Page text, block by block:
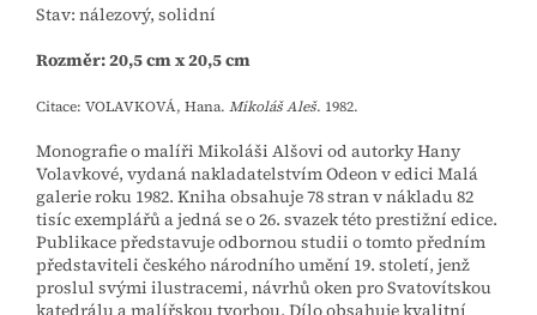
Stav: nálezový, solidní
Rozměr: 20,5 cm x 20,5 cm
Citace: VOLAVKOVÁ, Hana. Mikoláš Aleš. 1982.
Monografie o malíři Mikoláši Alšovi od autorky Hany
Volavkové, vydaná nakladatelstvím Odeon v edici Malá
galerie roku 1982. Kniha obsahuje 78 stran v nákladu 82
tisíc exemplářů a jedná se o 26. svazek této prestižní edice.
Publikace představuje odbornou studii o tomto předním
představiteli českého národního umění 19. století, jenž
proslul svými ilustracemi, návrhů oken pro Svatovítskou
katedrálu a malířskou tvorbou. Dílo obsahuje kvalitní